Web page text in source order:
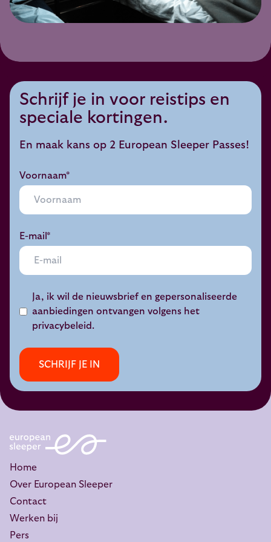
Schrijf je in voor reistips en
speciale kortingen.
En maak kans op 2 European Sleeper Passes!
Voornaam*
E-mail*
Ja, ik wil de nieuwsbrief en gepersonaliseerde
aanbiedingen ontvangen volgens het
privacybeleid .
SCHRIJF JE IN
Home
Over European Sleeper
Contact
Werken bij
Pers